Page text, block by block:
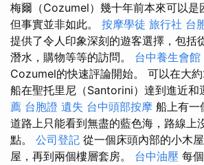
梅爾（Cozumel）幾十年前本來可以是
但事實並非如此。 按摩學徒 旅行社 台
提供了令人印象深刻的遊客選擇，包括
潛水，購物等等的訪問。 台中養生會館
Cozumel的快速評論開始。 可以在大
船在聖托里尼（Santorini）達到進近和
薦 台胞證 遺失 台中頭部按摩 船上有一
道路上只能看到無盡的藍色海，路線上
點。 公司登記 從一個床頭內部的小木
屋，再到兩個樓層套房。 台中油壓 每